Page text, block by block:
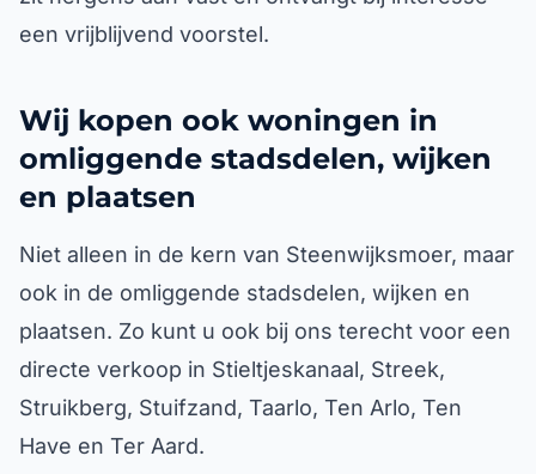
een vrijblijvend voorstel.
Wij kopen ook woningen in
omliggende stadsdelen, wijken
en plaatsen
Niet alleen in de kern van Steenwijksmoer, maar
ook in de omliggende stadsdelen, wijken en
plaatsen. Zo kunt u ook bij ons terecht voor een
directe verkoop in Stieltjeskanaal, Streek,
Struikberg, Stuifzand, Taarlo, Ten Arlo, Ten
Have en Ter Aard.